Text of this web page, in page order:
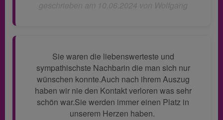
Sie waren die liebenswerteste und
sympathischste Nachbarin die man sich nur
wünschen konnte.Auch nach ihrem Auszug
haben wir nie den Kontakt verloren was sehr
schön war.Sie werden immer einen Platz in
unserem Herzen haben.